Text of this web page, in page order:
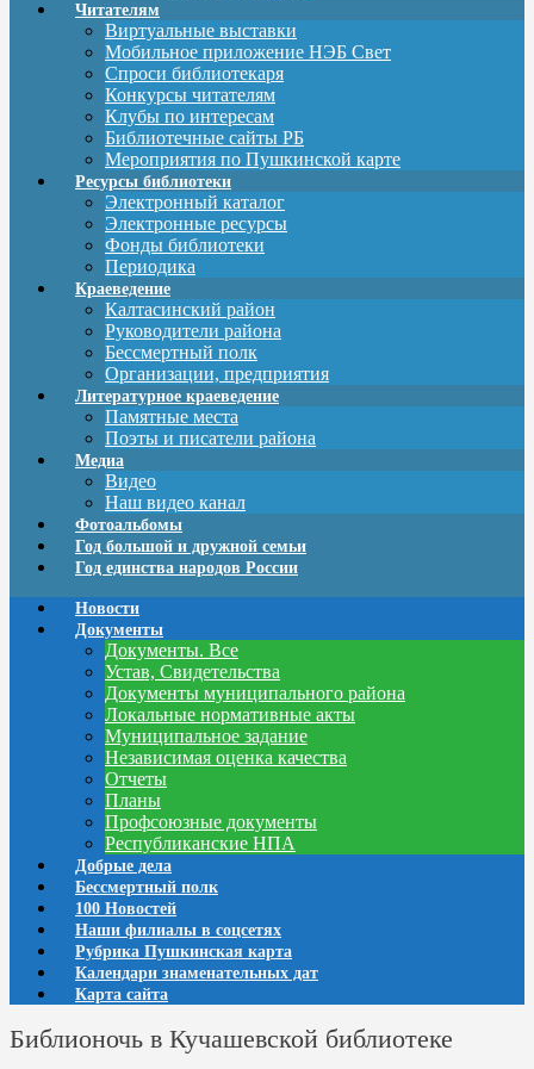
Читателям
Виртуальные выставки
Мобильное приложение НЭБ Свет
Спроси библиотекаря
Конкурсы читателям
Клубы по интересам
Библиотечные сайты РБ
Мероприятия по Пушкинской карте
Ресурсы библиотеки
Электронный каталог
Электронные ресурсы
Фонды библиотеки
Периодика
Краеведение
Калтасинский район
Руководители района
Бессмертный полк
Организации, предприятия
Литературное краеведение
Памятные места
Поэты и писатели района
Медиа
Видео
Наш видео канал
Фотоальбомы
Год большой и дружной семьи
Год единства народов России
Новости
Документы
Документы. Все
Устав, Свидетельства
Документы муниципального района
Локальные нормативные акты
Муниципальное задание
Независимая оценка качества
Отчеты
Планы
Профсоюзные документы
Республиканские НПА
Добрые дела
Бессмертный полк
100 Новостей
Наши филиалы в соцсетях
Рубрика Пушкинская карта
Календари знаменательных дат
Карта сайта
Библионочь в Кучашевской библиотеке